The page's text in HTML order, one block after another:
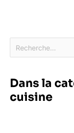
Dans la
cuisine